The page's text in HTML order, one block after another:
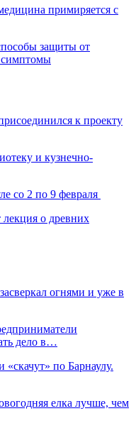
примиряется с
защиты от
симптомы
к проекту
и кузнечно-
со 2 по 9 февраля
лекция о древних
огнями и уже в
дело в…
по Барнаулу.
елка лучше, чем